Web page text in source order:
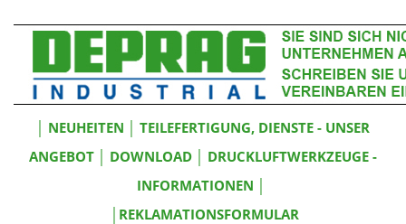
NEUHEITEN
TEILEFERTIGUNG, DIENSTE - UNSER
ANGEBOT
DOWNLOAD
DRUCKLUFTWERKZEUGE -
INFORMATIONEN
REKLAMATIONSFORMULAR